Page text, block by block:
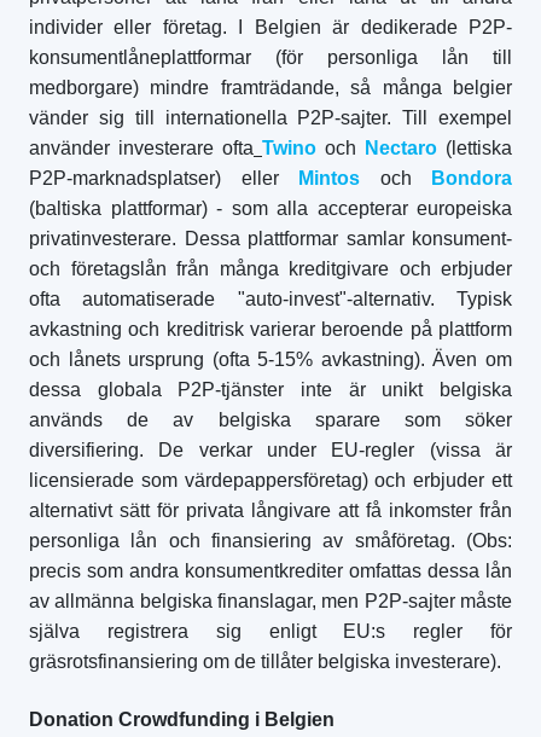
individer eller företag. I Belgien är dedikerade P2P-
konsumentlåneplattformar (för personliga lån till
medborgare) mindre framträdande, så många belgier
vänder sig till internationella P2P-sajter. Till exempel
använder investerare ofta Twino och Nectaro (lettiska
P2P-marknadsplatser) eller
Mintos och
Bondora
(baltiska plattformar) - som alla accepterar europeiska
privatinvesterare. Dessa plattformar samlar konsument-
och företagslån från många kreditgivare och erbjuder
ofta automatiserade "auto-invest"-alternativ. Typisk
avkastning och kreditrisk varierar beroende på plattform
och lånets ursprung (ofta 5-15% avkastning). Även om
dessa globala P2P-tjänster inte är unikt belgiska
används de av belgiska sparare som söker
diversifiering. De verkar under EU-regler (vissa är
licensierade som värdepappersföretag) och erbjuder ett
alternativt sätt för privata långivare att få inkomster från
personliga lån och finansiering av småföretag. (Obs:
precis som andra konsumentkrediter omfattas dessa lån
av allmänna belgiska finanslagar, men P2P-sajter måste
själva registrera sig enligt EU:s regler för
gräsrotsfinansiering om de tillåter belgiska investerare).
Donation Crowdfunding i Belgien